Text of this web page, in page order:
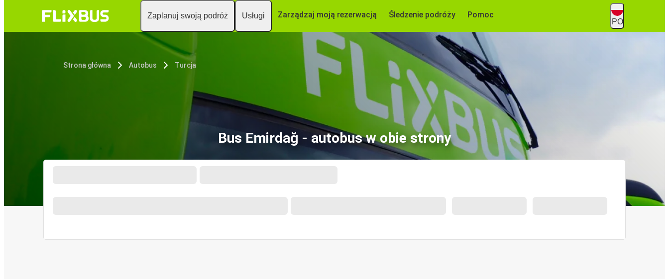
Zaplanuj swoją podróż Usługi Zarządzaj moją rezerwacją Śledzenie podróży Pomoc
PO
Strona główna Autobus Turcja
Bus Emirdağ - autobus w obie strony